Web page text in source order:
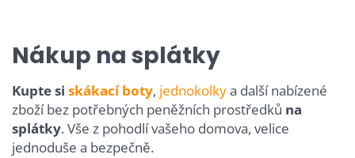
Nákup na splátky
Kupte si skákací boty, jednokolkya další nabízené
zboží bez potřebných peněžních prostředků na
splátky. Vše z pohodlí vašeho domova, velice
jednoduše a bezpečně.